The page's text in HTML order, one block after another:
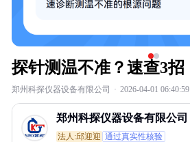
探针测温不准？速查3招
郑州科探仪器设备有限公司 · 2026-04-01 06:40:59
郑州科探仪器设备有限公司
法人:邱迎迎 通过真实性核验